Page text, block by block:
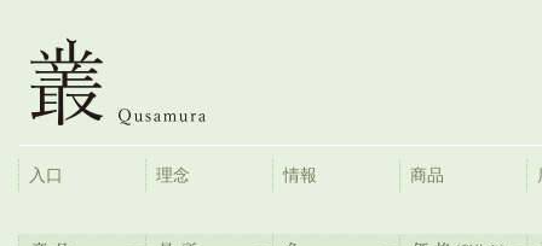
入口 理念 情報 商品